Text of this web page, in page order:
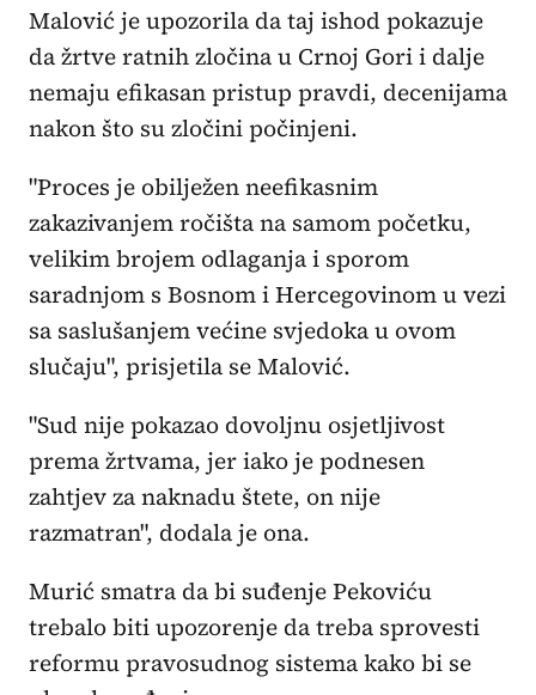
Malović je upozorila da taj ishod pokazuje
da žrtve ratnih zločina u Crnoj Gori i dalje
nemaju efikasan pristup pravdi, decenijama
nakon što su zločini počinjeni.
"Proces je obilježen neefikasnim
zakazivanjem ročišta na samom početku,
velikim brojem odlaganja i sporom
saradnjom s Bosnom i Hercegovinom u vezi
sa saslušanjem većine svjedoka u ovom
slučaju", prisjetila se Malović.
"Sud nije pokazao dovoljnu osjetljivost
prema žrtvama, jer iako je podnesen
zahtjev za naknadu štete, on nije
razmatran", dodala je ona.
Murić smatra da bi suđenje Pekoviću
trebalo biti upozorenje da treba sprovesti
reformu pravosudnog sistema kako bi se